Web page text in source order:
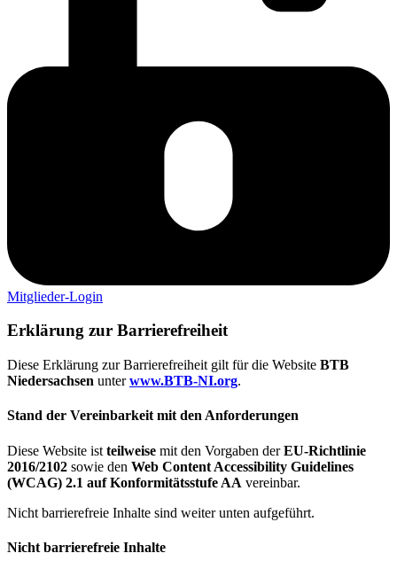
Mitglieder-Login
Erklä­rung zur Barrierefreiheit
Diese Erklä­rung zur Barrie­re­frei­heit gilt für die Website BTB
Nieder­sachsen unterwww​.BTB​-NI​.org.
Stand der Verein­bar­keit mit den Anforderungen
Diese Website ist teil­weise mit den Vorgaben derEU-Richt­linie
2016/2102 sowie den Web Content Acces­si­bi­lity Guide­lines
(WCAG) 2.1 auf Konfor­mi­täts­stufe AA vereinbar.
Nicht barrie­re­freie Inhalte sind weiter unten aufgeführt.
Nicht barrie­re­freie Inhalte